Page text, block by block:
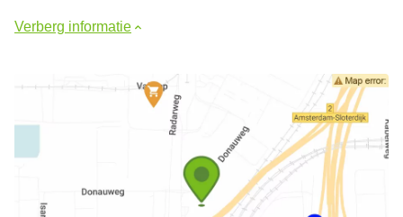
Verberg informatie